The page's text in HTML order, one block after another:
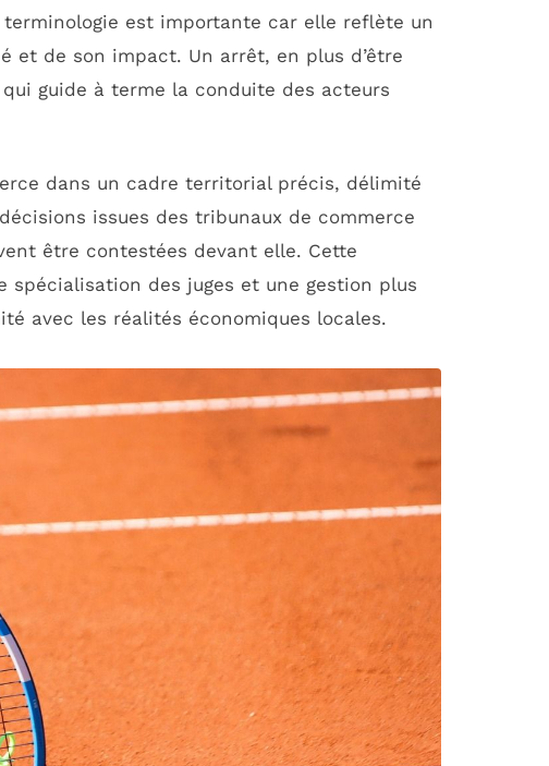
est importante car elle reflète un
et de son impact. Un arrêt, en plus d’être
guide à terme la conduite des acteurs
dans un cadre territorial précis, délimité
issues des tribunaux de commerce
être contestées devant elle. Cette
des juges et une gestion plus
avec les réalités économiques locales.